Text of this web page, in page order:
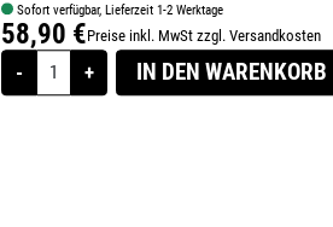
Sofort verfügbar, Lieferzeit 1-2 Werktage
Regulärer Preis:
58,90 €Preise inkl. MwSt zzgl. Versandkosten
- + IN DEN WARENKORB